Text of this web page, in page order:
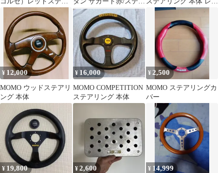
チ 純正ホーンボタン付
リング/アルファロメ
オ/FIAT
ド ブラック
¥ 12,000
MOMO ウッドステアリ
ング 本体
¥ 16,000
MOMO COMPETITION
ステアリング 本体
¥ 2,500
MOMO ステアリングカ
バー
¥ 19,800 ¥2,600 ¥ 14,999